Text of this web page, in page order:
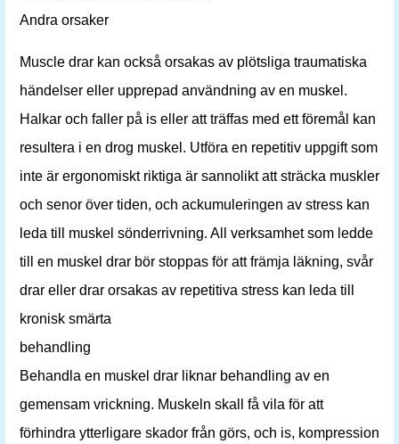
Andra orsaker
Muscle drar kan också orsakas av plötsliga traumatiska
händelser eller upprepad användning av en muskel.
Halkar och faller på is eller att träffas med ett föremål kan
resultera i en drog muskel. Utföra en repetitiv uppgift som
inte är ergonomiskt riktiga är sannolikt att sträcka muskler
och senor över tiden, och ackumuleringen av stress kan
leda till muskel sönderrivning. All verksamhet som ledde
till en muskel drar bör stoppas för att främja läkning, svår
drar eller drar orsakas av repetitiva stress kan leda till
kronisk smärta
behandling
Behandla en muskel drar liknar behandling av en
gemensam vrickning. Muskeln skall få vila för att
förhindra ytterligare skador från görs, och is, kompression